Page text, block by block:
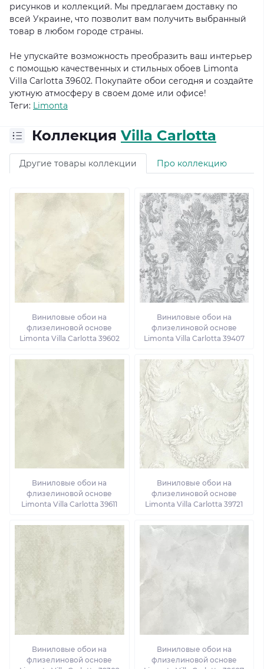
рисунков и коллекций. Мы предлагаем доставку по
всей Украине, что позволит вам получить выбранный
товар в любом городе страны.
Не упускайте возможность преобразить ваш интерьер
с помощью качественных и стильных обоев Limonta
Villa Carlotta 39602. Покупайте обои сегодня и создайте
уютную атмосферу в своем доме или офисе!
Теги: Limonta
Коллекция Villa Carlotta
Другие товары коллекции Про коллекцию
Виниловые обои на
флизелиновой основе
Limonta Villa Carlotta 39602
Виниловые обои на
флизелиновой основе
Limonta Villa Carlotta 39407
Виниловые обои на
флизелиновой основе
Limonta Villa Carlotta 39611
Виниловые обои на
флизелиновой основе
Limonta Villa Carlotta 39721
Виниловые обои на
флизелиновой основе
Виниловые обои на
флизелиновой основе